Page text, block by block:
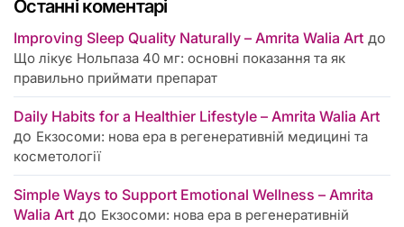
Останні коментарі
Improving Sleep Quality Naturally – Amrita Walia Art до
Що лікує Нольпаза 40 мг: основні показання та як
правильно приймати препарат
Daily Habits for a Healthier Lifestyle – Amrita Walia Art
до Екзосоми: нова ера в регенеративній медицині та
косметології
Simple Ways to Support Emotional Wellness – Amrita
Walia Art до Екзосоми: нова ера в регенеративній